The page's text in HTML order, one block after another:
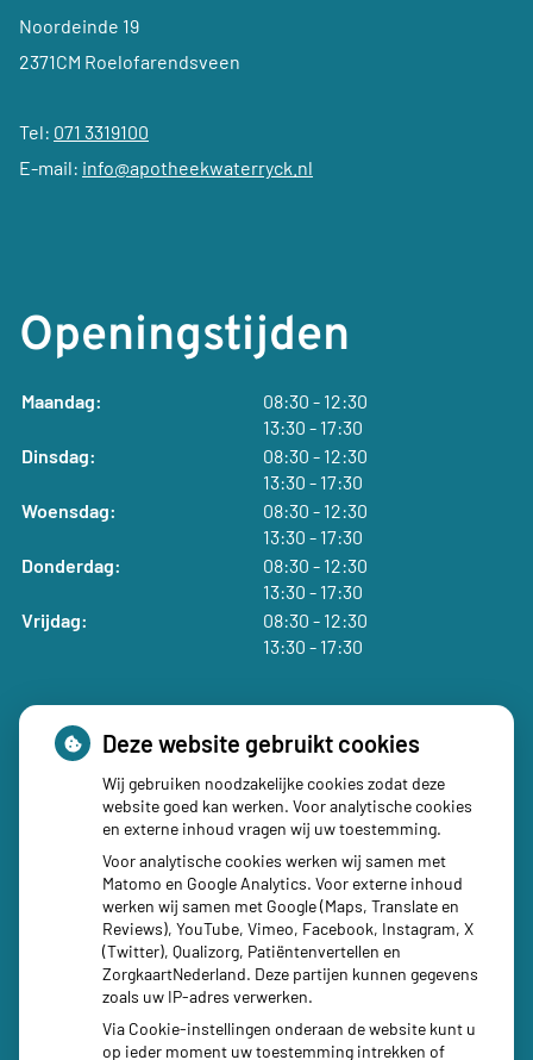
Noordeinde 19
2371CM Roelofarendsveen
Tel: 071 3319100
E-mail: info@apotheekwaterryck.nl
Openingstijden
Maandag: 08:30 tot
- 12:30
13:30 tot
- 17:30
Dinsdag:
08:30 tot
- 12:30
13:30 tot
- 17:30
Woensdag:
08:30 tot
- 12:30
13:30 tot
- 17:30
Donderdag:
08:30 tot
- 12:30
13:30 tot
- 17:30
Vrijdag:
08:30 tot
- 12:30
13:30 tot
- 17:30
Social media
Deze website gebruikt cookies
Wij gebruiken noodzakelijke cookies zodat deze
website goed kan werken. Voor analytische cookies
en externe inhoud vragen wij uw toestemming.
Voor analytische cookies werken wij samen met
Matomo en Google Analytics. Voor externe inhoud
werken wij samen met Google (Maps, Translate en
Reviews), YouTube, Vimeo, Facebook, Instagram, X
(Twitter), Qualizorg, Patiëntenvertellen en
ZorgkaartNederland. Deze partijen kunnen gegevens
zoals uw IP-adres verwerken.
Via Cookie-instellingen onderaan de website kunt u
op ieder moment uw toestemming intrekken of